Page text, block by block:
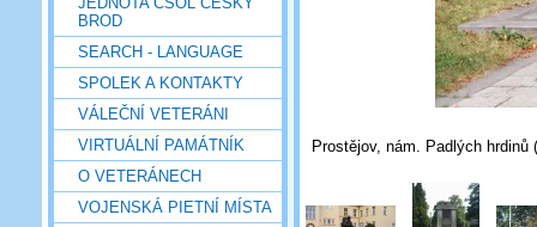
BROD
SEARCH - LANGUAGE
SPOLEK A KONTAKTY
VÁLEČNÍ VETERÁNI
VIRTUÁLNÍ PAMÁTNÍK
O VETERÁNECH
VOJENSKÁ PIETNÍ MÍSTA
Prostějov, nám. Padlých hrdinů